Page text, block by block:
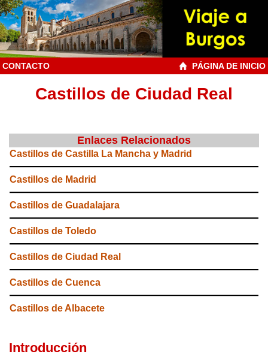
CONTACTO PÁGINA DE INICIO
Castillos de Ciudad Real
Enlaces Relacionados
Castillos de Castilla La Mancha y Madrid
Castillos de Madrid
Castillos de Guadalajara
Castillos de Toledo
Castillos de Ciudad Real
Castillos de Cuenca
Castillos de Albacete
Introducción